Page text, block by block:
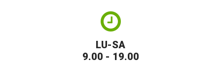
LU-SA
9.00 - 19.00